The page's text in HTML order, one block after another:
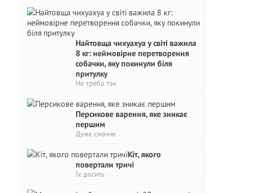
Найтовща чихуахуа у світі важила
8 кг: неймовірне перетворення
собачки, яку покинули біля
притулку
Не треба так
Персикове варення, яке зникає
першим
Дуже смачне
Кіт, якого
повертали тричі
Їх досить